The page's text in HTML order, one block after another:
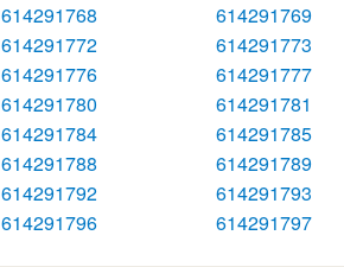
614291768
614291769
614291772
614291773
614291776
614291777
614291780
614291781
614291784
614291785
614291788
614291789
614291792
614291793
614291796
614291797